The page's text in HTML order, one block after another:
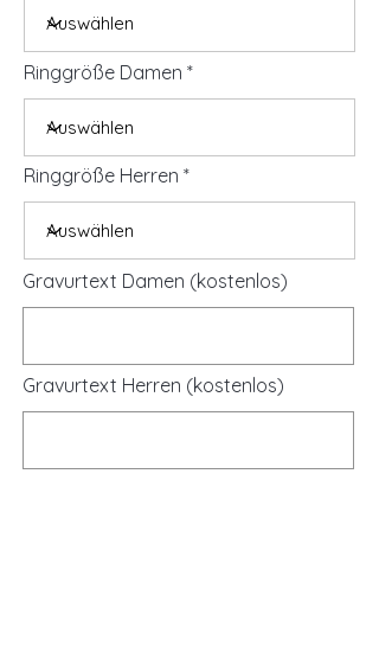
Ringgröße Damen
Ringgröße Herren
Gravurtext Damen (kostenlos)
Gravurtext Herren (kostenlos)